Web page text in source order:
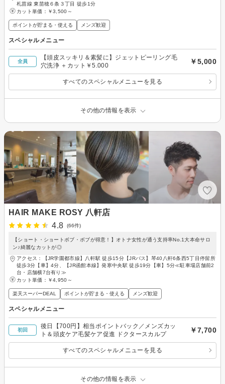
札苗線 東苗穂６条３丁目 徒歩1分
カット単価： ￥3,500～
ポイントが貯まる・使える メンズ歓迎
スペシャルメニュー
全員
【頭皮スッキリ＆素髪に】ジェットピーリング毛
穴洗浄 ＋カット￥5.000
￥5,000
すべてのスペシャルメニューを見る
その他の情報を表示
HAIR MAKE ROSY 八軒店
4.8
(66件)
【ショート・ショートボブ・ボブが得意！】オトナ女性が通う支持率No.1大本命サロ
ン♪綺麗なカットが◎
アクセス：【JR学園都市線】八軒駅 徒歩15分【JRバス】琴40八軒6条西5丁目停留所
徒歩3分【車】4分、【JR函館本線】発寒中央駅 徒歩19分【車】5分≪駐車場店舗前2
台・店舗横7台有り≫
カット単価： ￥4,950～
楽天スーパーDEAL ポイントが貯まる・使える メンズ歓迎
スペシャルメニュー
初回
後日【700円】相当ポイントバック／メンズカッ
ト＆頭皮ケア毛髪ケア促進 ドクタースカルプ
￥7,700
すべてのスペシャルメニューを見る
その他の情報を表示